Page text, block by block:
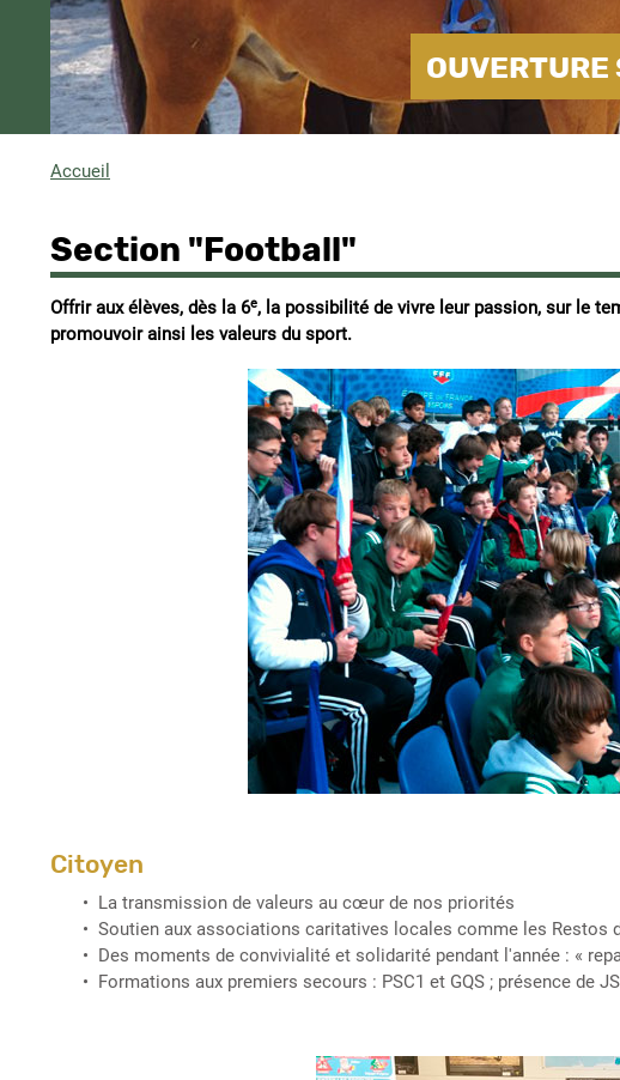
Accueil
Section "Football"
Offrir aux élèves, dès la 6e, la possibilité de vivre leur passion, sur le
promouvoir ainsi les valeurs du sport.
Citoyen
La transmission de valeurs au cœur de nos priorités
Soutien aux associations caritatives locales comme les Restos
Des moments de convivialité et solidarité pendant l'année : «
Formations aux premiers secours : PSC1 et GQS ; présence de